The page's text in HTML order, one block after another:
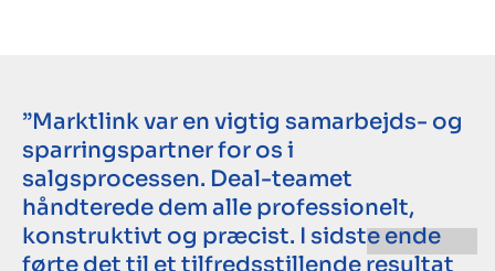
”Marktlink var en vigtig samarbejds- og
sparringspartner for os i
salgsprocessen. Deal-teamet
håndterede dem alle professionelt,
konstruktivt og præcist. I sidste ende
førte det til et tilfredsstillende resultat